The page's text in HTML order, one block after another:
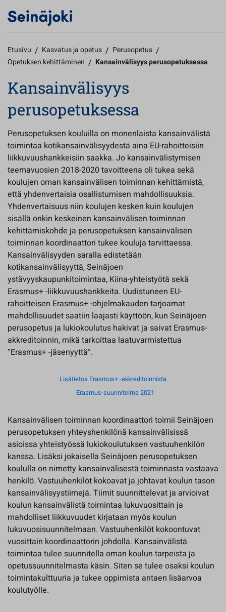
Etusivu / Kasvatus ja opetus / Perusopetus /
Opetuksen kehittäminen / Kansainvälisyys perusopetuksessa
Kansainvälisyys
perusopetuksessa
Perusopetuksen kouluilla on monenlaista kansainvälistä
toimintaa kotikansainvälisyydestä aina EU-rahoitteisiin
liikkuvuushankkeisiin saakka. Jo kansainvälistymisen
teemavuosien 2018-2020 tavoitteena oli tukea sekä
koulujen oman kansainvälisen toiminnan kehittämistä,
että yhdenvertaisia osallistumisen mahdollisuuksia.
Yhdenvertaisuus niin koulujen kesken kuin koulujen
sisällä onkin keskeinen kansainvälisen toiminnan
kehittämiskohde ja perusopetuksen kansainvälisen
toiminnan koordinaattori tukee kouluja tarvittaessa.
Kansainvälisyyden saralla edistetään
kotikansainvälisyyttä, Seinäjoen
ystävyyskaupunkitoimintaa, Kiina-yhteistyötä sekä
Erasmus+ -liikkuvuushankkeita. Uudistuneen EU-
rahoitteisen Erasmus+ -ohjelmakauden tarjoamat
mahdollisuudet saatiin laajasti käyttöön, kun Seinäjoen
perusopetus ja lukiokoulutus hakivat ja saivat Erasmus-
akkreditoinnin, mikä tarkoittaa laatuvarmistettua
”Erasmus+ -jäsenyyttä”.
Lisätietoa Erasmus+ -akkreditoinnista
Erasmus-suunnitelma 2021
Kansainvälisen toiminnan koordinaattori toimii Seinäjoen
perusopetuksen yhteyshenkilönä kansainvälisissä
asioissa yhteistyössä lukiokoulutuksen vastuuhenkilön
kanssa. Lisäksi jokaisella Seinäjoen perusopetuksen
koululla on nimetty kansainvälisestä toiminnasta vastaava
henkilö. Vastuuhenkilöt kokoavat ja johtavat koulun tason
kansainvälisyystiimejä. Tiimit suunnittelevat ja arvioivat
koulun kansainvälistä toimintaa lukuvuosittain ja
mahdolliset liikkuvuudet kirjataan myös koulun
lukuvuosisuunnitelmaan. Vastuuhenkilöt kokoontuvat
vuosittain koordinaattorin johdolla. Kansainvälistä
toimintaa tulee suunnitella oman koulun tarpeista ja
opetussuunnitelmasta käsin. Siten se tulee osaksi koulun
toimintakulttuuria ja tukee oppimista antaen lisäarvoa
koulutyölle.